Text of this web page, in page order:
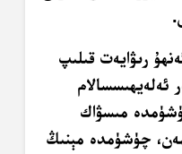
رىۋايەت قىلىپ
ئەلەيھىسسالام
مىسۋاك
چۈشۈمدە مېنىڭ